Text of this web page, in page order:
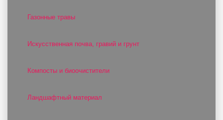
Газонные травы
Искусственная почва, гравий и грунт
Компосты и биоочистители
Ландшафтный материал